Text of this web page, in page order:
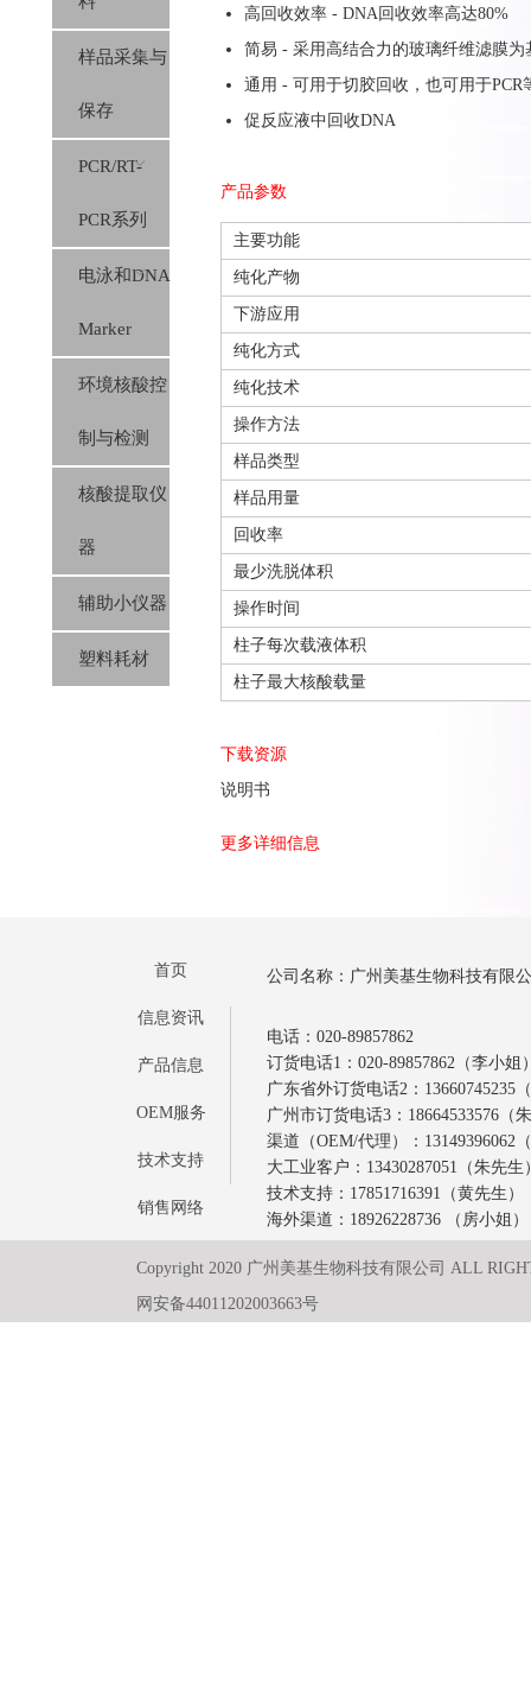
样品采集与
保存
PCR/RT-
PCR系列
电泳和DNA
Marker
环境核酸控
制与检测
核酸提取仪
器
辅助小仪器
塑料耗材
高回收效率 - DNA回收效率高达80%
简易 - 采用高结合力的玻璃纤维滤膜
通用 - 可用于切胶回收，也可用于PCR
促反应液中回收DNA
产品参数
主要功能
纯化产物
下游应用
纯化方式
纯化技术
操作方法
样品类型
样品用量
回收率
最少洗脱体积
操作时间
柱子每次载液体积
柱子最大核酸载量
下载资源
说明书
更多详细信息
首页
信息资讯
产品信息
OEM服务
技术支持
销售网络
公司名称：广州美基生物科技有限
电话：020-89857862
订货电话1：020-89857862（李小姐
广东省外订货电话2：13660745235
广州市订货电话3：18664533576（
渠道（OEM/代理）：13149396062
大工业客户：13430287051（朱先生
技术支持：17851716391（黄先生）
海外渠道：18926228736 （房小姐）
Copyright 2020 广州美基生物科技有限公司 ALL
网安备44011202003663号